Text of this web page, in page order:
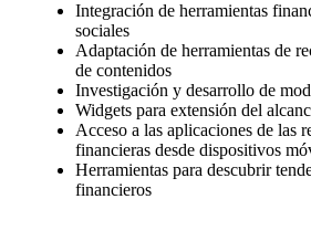
Integración de herramientas
sociales
Adaptación de herramientas de
de contenidos
Investigación y desarrollo de
Widgets para extensión del
Acceso a las aplicaciones de las
financieras desde dispositivos
Herramientas para descubrir
financieros